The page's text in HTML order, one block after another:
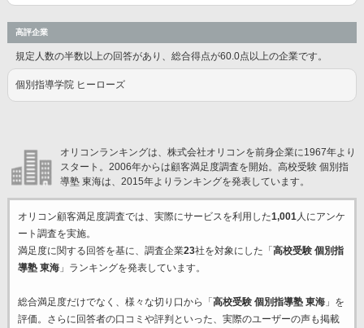
高評企業
規定人数の半数以上の回答があり、総合得点が60.0点以上の企業です。
個別指導学院 ヒーローズ
オリコンランキングは、株式会社オリコンを前身企業に1967年より
スタート。2006年からは顧客満足度調査を開始。高校受験 個別指
導塾 東海は、2015年よりランキングを発表しています。
オリコン顧客満足度調査では、実際にサービスを利用した1,001人にアンケ
ート調査を実施。
満足度に関する回答を基に、調査企業23社を対象にした「 高校受験 個別指
導塾 東海」ランキングを発表しています。
総合満足度だけでなく、様々な切り口から「 高校受験 個別指導塾 東海」を
評価。さらに回答者の口コミや評判といった、実際のユーザーの声も掲載